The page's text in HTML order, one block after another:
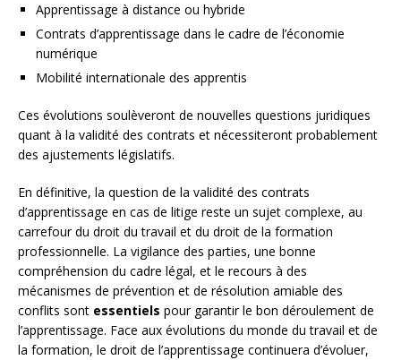
Apprentissage à distance ou hybride
Contrats d’apprentissage dans le cadre de l’économie
numérique
Mobilité internationale des apprentis
Ces évolutions soulèveront de nouvelles questions juridiques
quant à la validité des contrats et nécessiteront probablement
des ajustements législatifs.
En définitive, la question de la validité des contrats
d’apprentissage en cas de litige reste un sujet complexe, au
carrefour du droit du travail et du droit de la formation
professionnelle. La vigilance des parties, une bonne
compréhension du cadre légal, et le recours à des
mécanismes de prévention et de résolution amiable des
conflits sont essentiels pour garantir le bon déroulement de
l’apprentissage. Face aux évolutions du monde du travail et de
la formation, le droit de l’apprentissage continuera d’évoluer,